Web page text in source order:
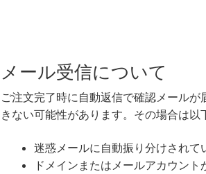
メール受信について
ご注文完了時に自動返信で確認メール
きない可能性があります。その場合は以
迷惑メールに自動振り分けされて
ドメインまたはメールアカウント